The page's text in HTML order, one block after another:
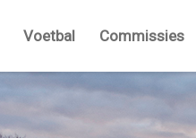
Voetbal Commissies